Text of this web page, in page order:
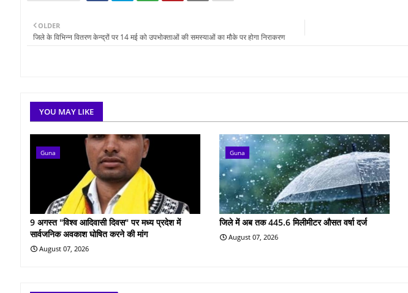
OLDER
जिले के विभिन्न वितरण केन्द्रों पर 14 मई को उपभोक्ताओं की समस्याओं का मौके पर होगा निराकरण
YOU MAY LIKE
Guna
9 अगस्त "विश्व आदिवासी दिवस" पर मध्य प्रदेश में
सार्वजनिक अवकाश घोषित करने की मांग
August 07, 2026
Guna
जिले में अब तक 445.6 मिलीमीटर औसत वर्षा दर्ज
August 07, 2026